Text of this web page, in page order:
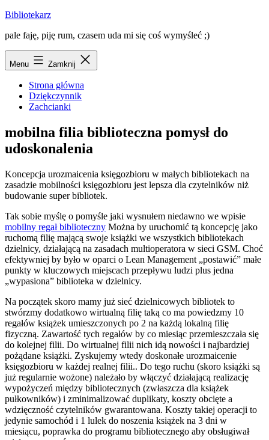
Przejdź
treści
Bibliotekarz
pale faję, piję rum, czasem uda mi się coś wymyśleć ;)
Menu Zamknij
Strona główna
Dziękczynnik
Zachcianki
mobilna filia biblioteczna pomysł do
udoskonalenia
Koncepcja urozmaicenia księgozbioru w małych bibliotekach na
zasadzie mobilności księgozbioru jest lepsza dla czytelników niż
budowanie super bibliotek.
Tak sobie myślę o pomyśle jaki wysnułem niedawno we wpisie
mobilny regał biblioteczny Można by uruchomić tą koncepcję jako
ruchomą filię mającą swoje książki we wszystkich bibliotekach
dzielnicy, działającą na zasadach multioperatora w sieci GSM. Choć
efektywniej by było w oparci o Lean Management „postawić” małe
punkty w kluczowych miejscach przepływu ludzi plus jedna
„wypasiona” biblioteka w dzielnicy.
Na początek skoro mamy już sieć dzielnicowych bibliotek to
stwórzmy dodatkowo wirtualną filię taką co ma powiedzmy 10
regałów książek umieszczonych po 2 na każdą lokalną filię
fizyczną. Zawartość tych regałów by co miesiąc przemieszczała się
do kolejnej filii. Do wirtualnej filii nich idą nowości i najbardziej
pożądane książki. Zyskujemy wtedy doskonałe urozmaicenie
księgozbioru w każdej realnej filii.. Do tego ruchu (skoro książki są
już regularnie wożone) należało by włączyć działającą realizację
wypożyczeń między bibliotecznych (zwłaszcza dla książek
pułkowników) i zminimalizować duplikaty, koszty obcięte a
wdzięczność czytelników gwarantowana. Koszty takiej operacji to
jedynie samochód i 1 lulek do noszenia książek na 3 dni w
miesiącu, poprawka do programu bibliotecznego aby obsługiwał